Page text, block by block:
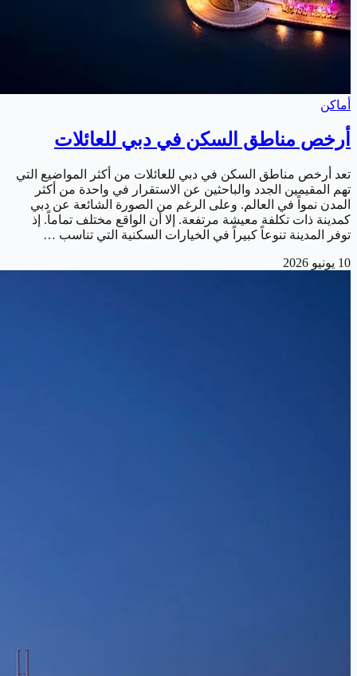
أماكن
أرخص مناطق السكن في دبي للعائلات
تعد أرخص مناطق السكن في دبي للعائلات من أكثر المواضيع التي
تهم المقيمين الجدد والباحثين عن الاستقرار في واحدة من أكثر
المدن نمواً في العالم. وعلى الرغم من الصورة الشائعة عن دبي
كمدينة ذات تكلفة معيشة مرتفعة. إلا أن الواقع مختلف تماماً. إذ
توفر المدينة تنوعاً كبيراً في الخيارات السكنية التي تناسب …
10 يونيو 2026